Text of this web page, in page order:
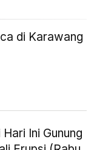
di Karawang
Ini Gunung